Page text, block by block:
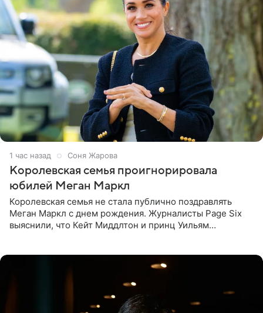
1 час назад Соня Жарова
Королевская семья проигнорировала
юбилей Меган Маркл
Королевская семья не стала публично поздравлять
Меган Маркл с днем рождения. Журналисты Page Six
выяснили, что Кейт Миддлтон и принц Уильям